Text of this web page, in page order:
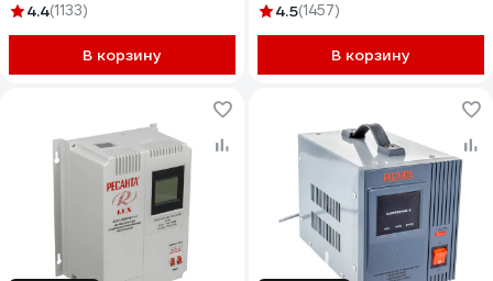
4.4(1133)
В корзину
4.5(1457)
В корзину